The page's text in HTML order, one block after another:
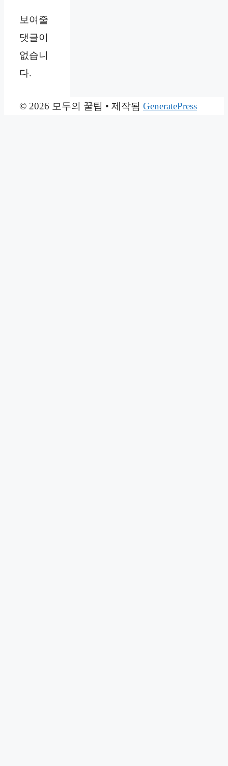
보여줄
댓글이
없습니
다.
© 2026 모두의 꿀팁 • 제작됨 GeneratePress